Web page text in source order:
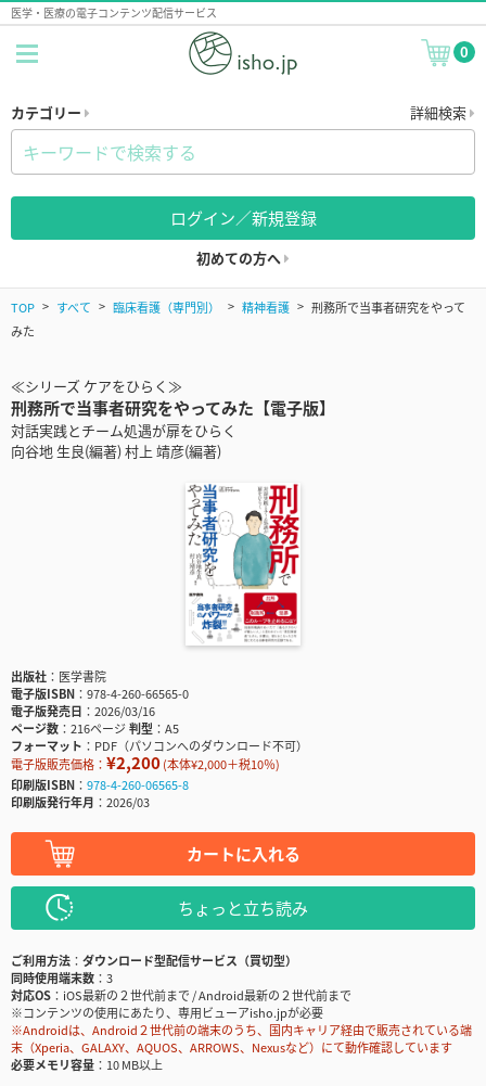
医学・医療の電子コンテンツ配信サービス
0
カテゴリー 詳細検索
ログイン／新規登録
初めての方へ
TOP すべて 臨床看護（専門別） 精神看護
刑務所で当事者研究をやって
みた
≪シリーズ ケアをひらく≫
刑務所で当事者研究をやってみた【電子版】
対話実践とチーム処遇が扉をひらく
向谷地 生良(編著) 村上 靖彦(編著)
出版社
医学書院
電子版ISBN
978-4-260-66565-0
電子版発売日
2026/03/16
ページ数
216ページ判型
A5
フォーマット
PDF（パソコンへのダウンロード不可）
電子版販売価格： ¥2,200(本体¥2,000＋税10％)
印刷版ISBN
978-4-260-06565-8
印刷版発行年月
2026/03
カートに入れる
ちょっと立ち読み
ご利用方法
ダウンロード型配信サービス（買切型）
同時使用端末数
3
対応OS
iOS最新の２世代前まで / Android最新の２世代前まで
※コンテンツの使用にあたり、専用ビューアisho.jpが必要
※Androidは、Android２世代前の端末のうち、国内キャリア経由で販売されている端
末（Xperia、GALAXY、AQUOS、ARROWS、Nexusなど）にて動作確認しています
必要メモリ容量
10 MB以上